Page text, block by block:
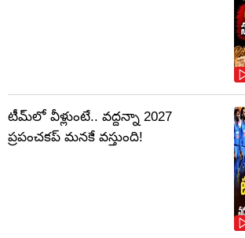
టీమ్‌లో వీళ్లుంటే.. వద్దన్నా 2027
ప్రపంచకప్‌ మనకే వస్తుంది!